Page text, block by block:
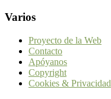
Varios
Proyecto de la Web
Contacto
Apóyanos
Copyright
Cookies & Privacidad